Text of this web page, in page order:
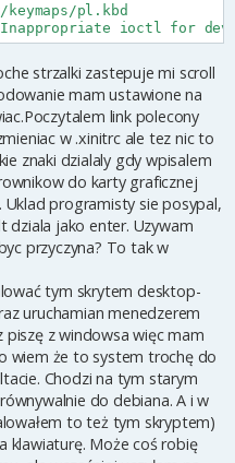
pl.kbd
Inappropriate ioctl for
strzalki zastepuje mi scroll
mam ustawione na
link polecony
w .xinitrc ale tez nic to
znaki dzialaly gdy wpisalem
do karty graficznej
programisty sie posypal,
dziala jako enter. Uzywam
przyczyna? To tak w
tym skrytem desktop-
uruchamian menedzerem
z windowsa więc mam
wiem że to system trochę do
Chodzi na tym starym
do debiana. A i w
to też tym skryptem)
klawiaturę. Może coś robię